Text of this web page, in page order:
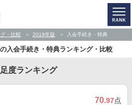
・比較 2019年版 入会手続き・特典
入会手続き・特典ランキング・比較
度ランキング
70.97点